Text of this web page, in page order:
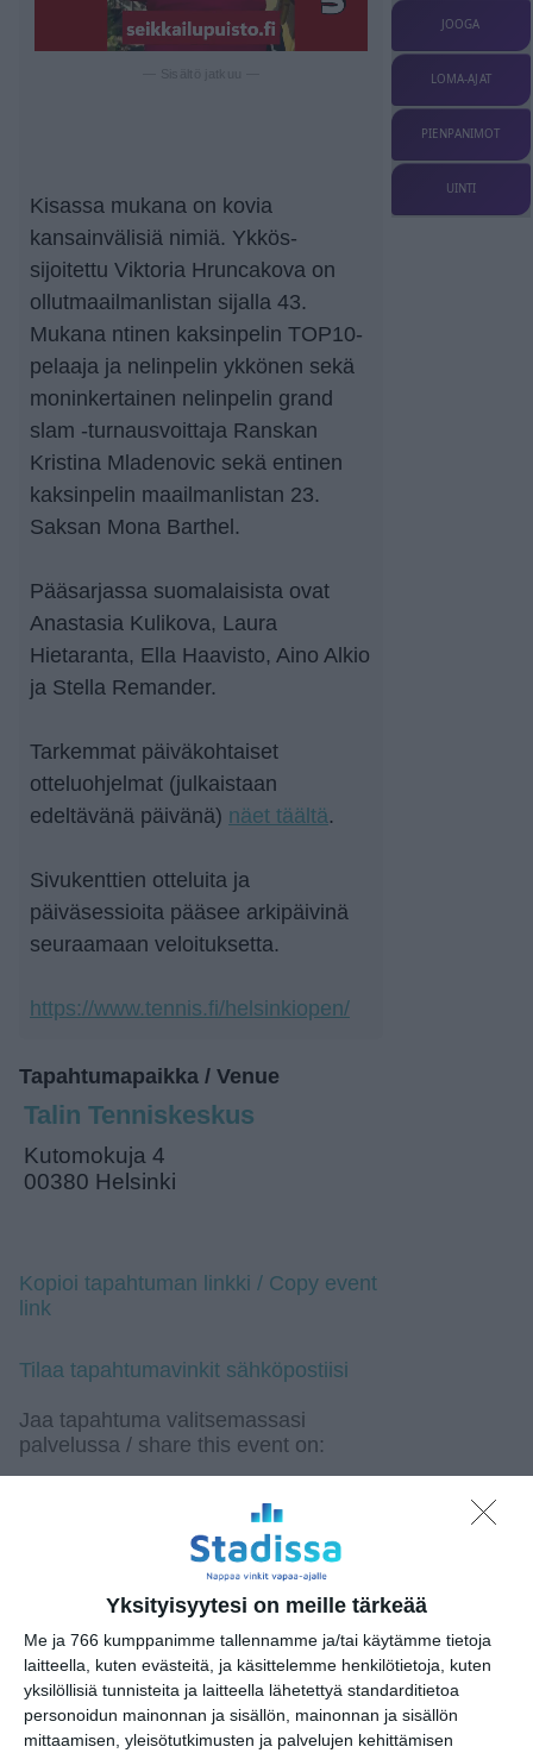
Yksityisyytesi on meille tärkeää
Me ja 766 kumppanimme tallennamme ja/tai käytämme tietoja
laitteella, kuten evästeitä, ja käsittelemme henkilötietoja, kuten
yksilöllisiä tunnisteita ja laitteella lähetettyä standarditietoa
personoidun mainonnan ja sisällön, mainonnan ja sisällön
mittaamisen, yleisötutkimusten ja palvelujen kehittämisen
Kisassa mukana on kovia
kansainvälisiä nimiä. Ykkös-
sijoitettu Viktoria Hruncakova on
ollutmaailmanlistan sijalla 43.
Mukana ntinen kaksinpelin TOP10-
pelaaja ja nelinpelin ykkönen sekä
moninkertainen nelinpelin grand
slam -turnausvoittaja Ranskan
Kristina Mladenovic sekä entinen
kaksinpelin maailmanlistan 23.
Saksan Mona Barthel.
Pääsarjassa suomalaisista ovat
Anastasia Kulikova, Laura
Hietaranta, Ella Haavisto, Aino Alkio
ja Stella Remander.
Tarkemmat päiväkohtaiset
otteluohjelmat (julkaistaan
edeltävänä päivänä) näet täältä.
Sivukenttien otteluita ja
päiväsessioita pääsee arkipäivinä
seuraamaan veloituksetta.
https://www.tennis.fi/helsinkiopen/
Tapahtumapaikka / Venue
Talin Tenniskeskus
Kutomokuja 4
00380 Helsinki
Kopioi tapahtuman linkki / Copy event
link
Tilaa tapahtumavinkit sähköpostiisi
Jaa tapahtuma valitsemassasi
palvelussa / share this event on:
Link
(Translate page)
Katso myös nämä 🔥
Friskiksen puistojumpat
Uimastadionilla
JOOGA
LOMA-AJAT
PIENPANIMOT
UINTI